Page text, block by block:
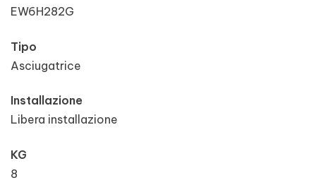
EW6H282G
Tipo
Asciugatrice
Installazione
Libera installazione
KG
8